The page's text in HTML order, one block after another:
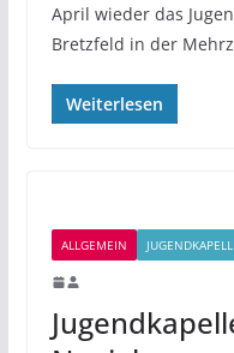
April wieder das
Bretzfeld in der
Weiterlesen
ALLGEMEIN